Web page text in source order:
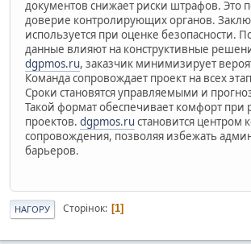
документов снижает риски штрафов. Это
доверие контролирующих органов.
используется при оценке безопасности.
данные влияют на конструктивные
dgpmos.ru, заказчик минимизирует
Команда сопровождает проект на всех
Сроки становятся управляемыми и
Такой формат обеспечивает комфорт при
проектов. dgpmos.ru становится центром
сопровождения, позволяя избежать
барьеров.
НАГОРУ Сторінок 1